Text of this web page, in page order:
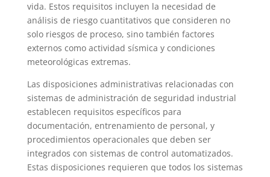
vida. Estos requisitos incluyen la necesidad de
análisis de riesgo cuantitativos que consideren no
solo riesgos de proceso, sino también factores
externos como actividad sísmica y condiciones
meteorológicas extremas.
Las disposiciones administrativas relacionadas con
sistemas de administración de seguridad industrial
establecen requisitos específicos para
documentación, entrenamiento de personal, y
procedimientos operacionales que deben ser
integrados con sistemas de control automatizados.
Estas disposiciones requieren que todos los sistemas